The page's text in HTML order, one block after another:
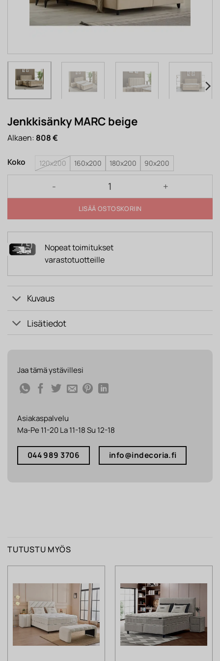
Jenkkisänky MARC beige
Alkaen: 808€
Koko 120x200 160x200 180x200 90x200
Jenkkisänky MARC beige määrä
LISÄÄ OSTOSKORIIN
Nopeat toimitukset
varastotuotteille
Kuvaus
Lisätiedot
Jaa tämä ystävillesi
Asiakaspalvelu
Ma-Pe 11-20 La 11-18 Su 12-18
044 989 3706 info@indecoria.fi
TUTUSTU MYÖS